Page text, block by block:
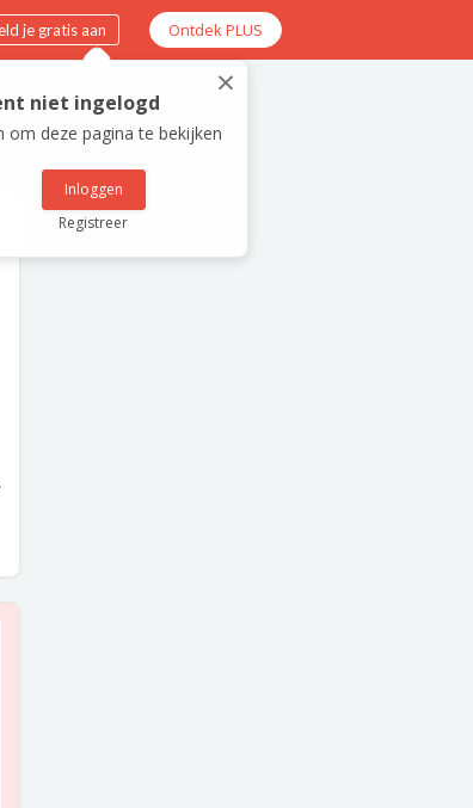
je gratis aan Ontdek PLUS
×
niet ingelogd
om deze pagina te bekijken
Inloggen
Registreer